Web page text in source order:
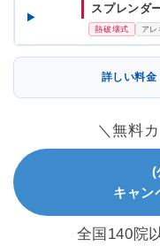
スプレンダ
熱破壊式 ア
詳しい料
＼無料
(
キャン
全国140院